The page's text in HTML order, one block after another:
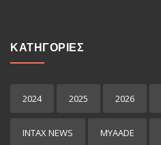
ΚΑΤΗΓΟΡΙΕΣ
2024 2025 2026
INTAX NEWS MYAADE